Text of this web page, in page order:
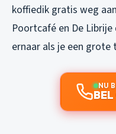
koffiedik gratis weg
Poortcafé en De
ernaar als je een grote
NU